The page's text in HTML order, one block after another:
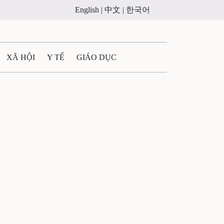
English | 中文 | 한국어
XÃ HỘI Y TẾ GIÁO DỤC
CÁO